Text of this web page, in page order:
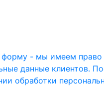
форму - мы имеем право
данные клиентов.
обработки